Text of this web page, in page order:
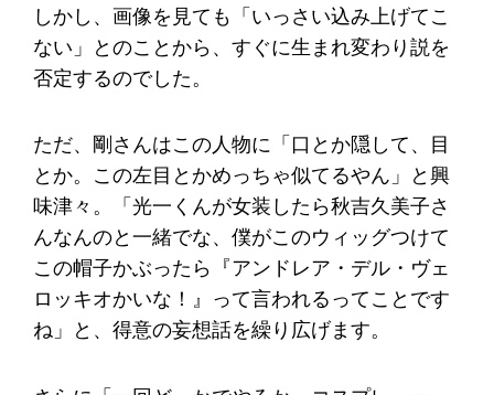
しかし、画像を見ても「いっさい込み上げてこ
ない」とのことから、すぐに生まれ変わり説を
否定するのでした。
ただ、剛さんはこの人物に「口とか隠して、目
とか。この左目とかめっちゃ似てるやん」と興
味津々。「光一くんが女装したら秋吉久美子さ
んなんのと一緒でな、僕がこのウィッグつけて
この帽子かぶったら『アンドレア・デル・ヴェ
ロッキオかいな！』って言われるってことです
ね」と、得意の妄想話を繰り広げます。